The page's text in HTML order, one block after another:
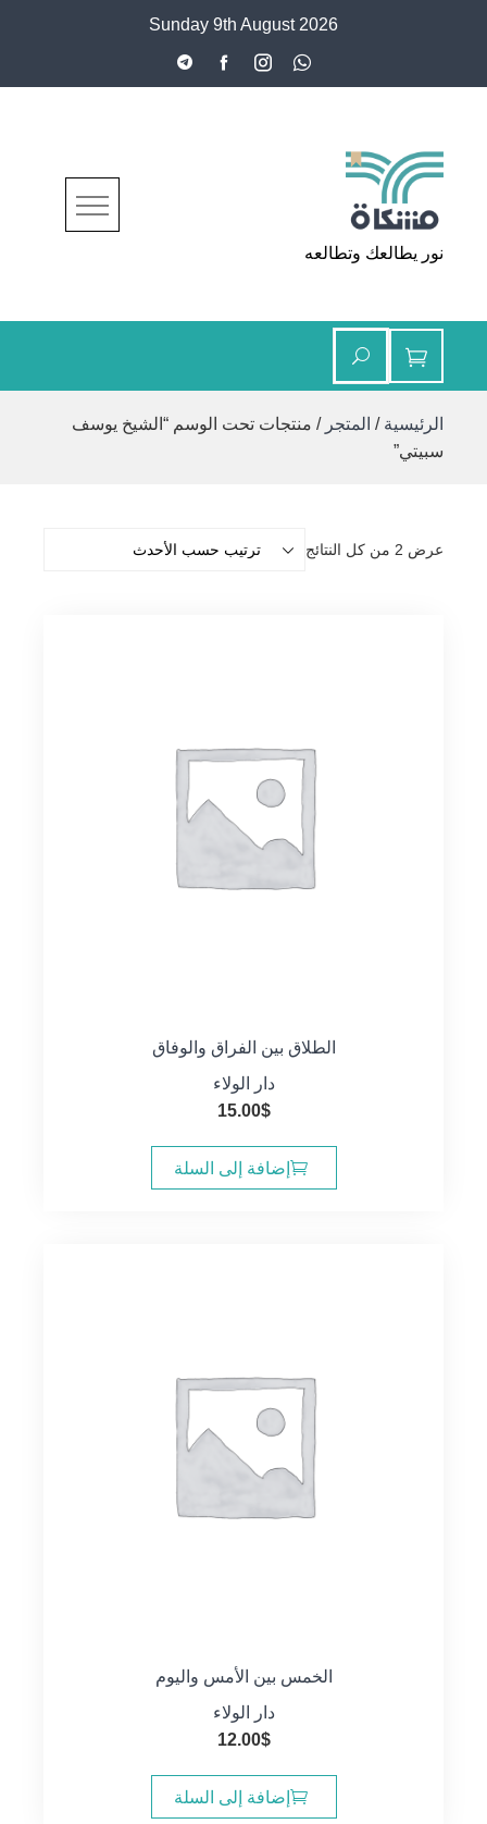
Sunday 9th August 2026
مشكاة
نور يطالعك وتطالعه
الرئيسية / المتجر / منتجات تحت الوسم “الشيخ يوسف
سبيتي”
عرض ⁦2⁩ من كل النتائج
تم
الطلاق بين الفراق والوفاق
دار الولاء
15.00$
إضافة إلى السلة
الخمس بين الأمس واليوم
دار الولاء
12.00$
إضافة إلى السلة